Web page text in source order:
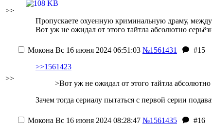
>>
Пропускаете охуенную криминальную драму,
Вот уж не ожидал от этого тайтла абсолютно
>>
Мокона Вс 16 июня 2024 06:51:03 №1561431
#15
>>1561423
>Вот уж не ожидал от этого тайтла
Зачем тогда сериалу пытаться с первой серии
Мокона Вс 16 июня 2024 08:28:47 №1561435
#16